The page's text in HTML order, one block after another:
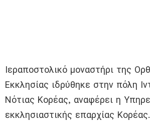
Ιεραποστολικό μοναστήρι της
Εκκλησίας ιδρύθηκε στην πόλη
Νότιας Κορέας, αναφέρει η
εκκλησιαστικής επαρχίας Κορέας.